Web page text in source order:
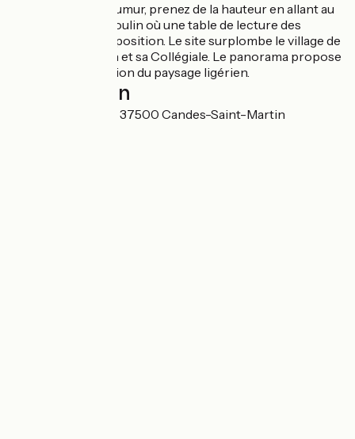
À proximité de Saumur, prenez de la hauteur en allant au
point du vue du Moulin où une table de lecture des
paysages est à disposition. Le site surplombe le village de
Candes-St-Martin et sa Collégiale. Le panorama propose
une bonne définition du paysage ligérien.
Localisation
Place de l'Ormeau 37500 Candes-Saint-Martin